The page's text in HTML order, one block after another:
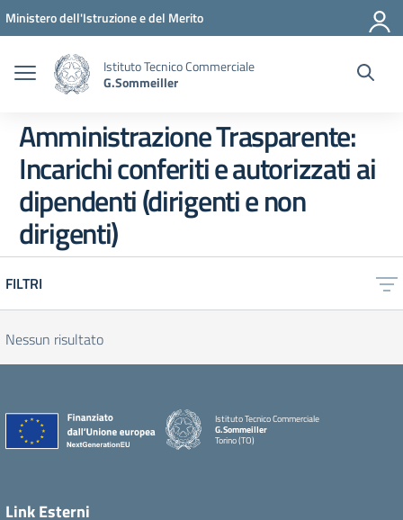
Vai ai contenuti
Vai al menu di navigazione
Vai al footer
Ministero dell'Istruzione e del Merito
Istituto Tecnico Commerciale
G.Sommeiller
Amministrazione Trasparente:
Incarichi conferiti e autorizzati ai
dipendenti (dirigenti e non
dirigenti)
FILTRI
Nessun risultato
Istituto Tecnico Commerciale
G.Sommeiller
Torino (TO)
Link Esterni